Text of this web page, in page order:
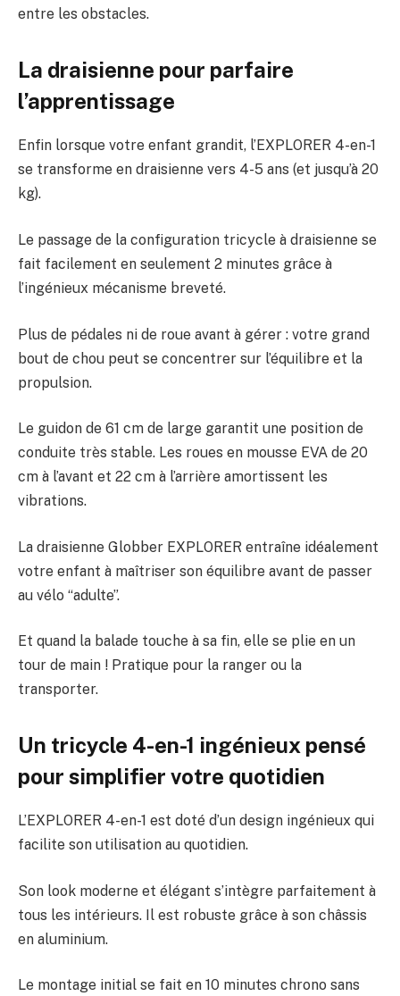
entre les obstacles.
La draisienne pour parfaire
l’apprentissage
Enfin lorsque votre enfant grandit, l’EXPLORER 4-en-1
se transforme en draisienne vers 4-5 ans (et jusqu’à 20
kg).
Le passage de la configuration tricycle à draisienne se
fait facilement en seulement 2 minutes grâce à
l’ingénieux mécanisme breveté.
Plus de pédales ni de roue avant à gérer : votre grand
bout de chou peut se concentrer sur l’équilibre et la
propulsion.
Le guidon de 61 cm de large garantit une position de
conduite très stable. Les roues en mousse EVA de 20
cm à l’avant et 22 cm à l’arrière amortissent les
vibrations.
La draisienne Globber EXPLORER entraîne idéalement
votre enfant à maîtriser son équilibre avant de passer
au vélo “adulte”.
Et quand la balade touche à sa fin, elle se plie en un
tour de main ! Pratique pour la ranger ou la
transporter.
Un tricycle 4-en-1 ingénieux pensé
pour simplifier votre quotidien
L’EXPLORER 4-en-1 est doté d’un design ingénieux qui
facilite son utilisation au quotidien.
Son look moderne et élégant s’intègre parfaitement à
tous les intérieurs. Il est robuste grâce à son châssis
en aluminium.
Le montage initial se fait en 10 minutes chrono sans